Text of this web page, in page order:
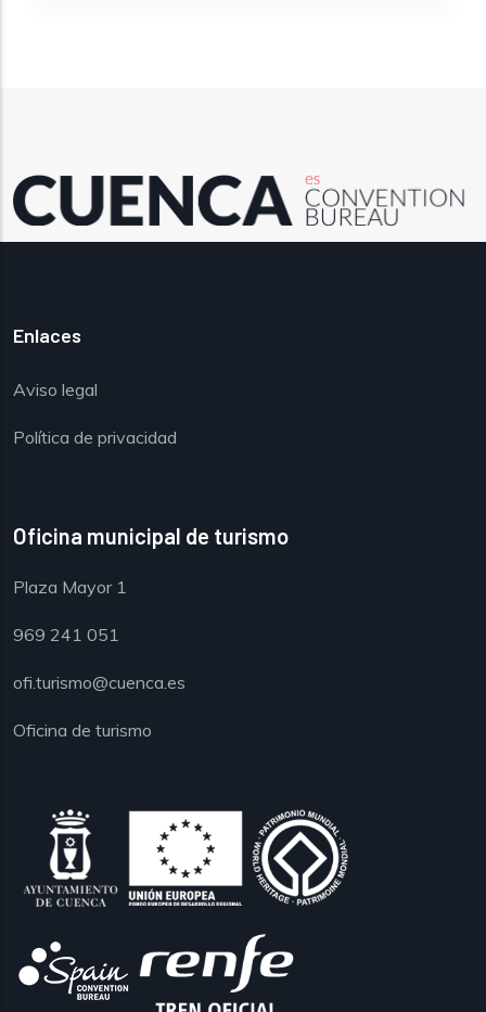
Enlaces
Aviso legal
Política de privacidad
Oficina municipal de turismo
Plaza Mayor 1
969 241 051
ofi.turismo@cuenca.es
Oficina de turismo